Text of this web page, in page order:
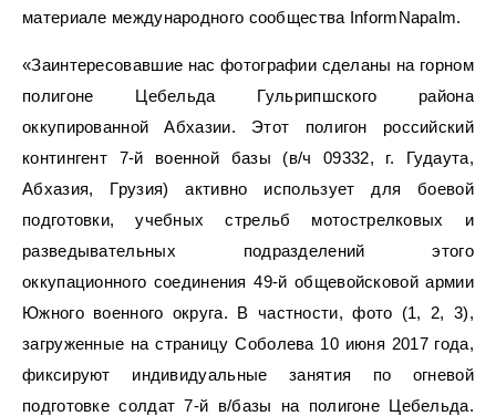
материале международного сообщества InformNapalm.
«Заинтересовавшие нас фотографии сделаны на горном
полигоне Цебельда Гульрипшского района
оккупированной Абхазии. Этот полигон российский
контингент 7-й военной базы (в/ч 09332, г. Гудаута,
Абхазия, Грузия) активно использует для боевой
подготовки, учебных стрельб мотострелковых и
разведывательных подразделений этого
оккупационного соединения 49-й общевойсковой армии
Южного военного округа. В частности, фото (1, 2, 3),
загруженные на страницу Соболева 10 июня 2017 года,
фиксируют индивидуальные занятия по огневой
подготовке солдат 7-й в/базы на полигоне Цебельда.